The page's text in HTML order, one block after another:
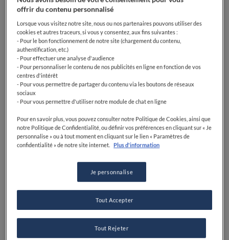
offrir du contenu personnalisé
Lorsque vous visitez notre site, nous ou nos partenaires pouvons utiliser des
cookies et autres traceurs, si vous y consentez, aux fins suivantes :
- Pour le bon fonctionnement de notre site (chargement du contenu,
authentification, etc.)
- Pour effectuer une analyse d'audience
- Pour personnaliser le contenu de nos publicités en ligne en fonction de vos
centres d'intérêt
- Pour vous permettre de partager du contenu via les boutons de réseaux
sociaux
- Pour vous permettre d'utiliser notre module de chat en ligne
Pour en savoir plus, vous pouvez consulter notre Politique de Cookies, ainsi que
notre Politique de Confidentialité, ou définir vos préférences en cliquant sur « Je
personnalise » ou à tout moment en cliquant sur le lien « Paramètres de
confidentialité » de notre site internet.
Plus d'information
Je personnalise
Tout Rejeter
Tout Accepter